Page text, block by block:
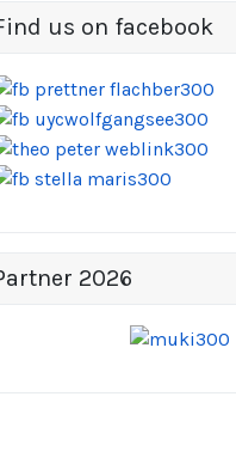
us on facebook
2026